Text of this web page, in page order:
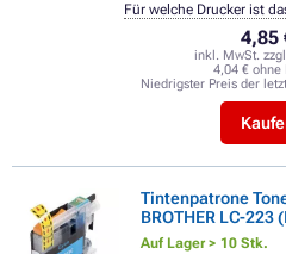
4,85
inkl. MwSt.
4,04 € ohne
Niedrigster Preis der
Für welche Drucker ist
Tintenpatrone
BROTHER LC-223
Auf Lager > 10 Stk.